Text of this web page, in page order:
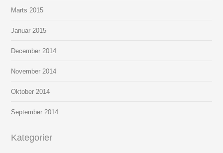
Marts 2015
Januar 2015
December 2014
November 2014
Oktober 2014
September 2014
Kategorier